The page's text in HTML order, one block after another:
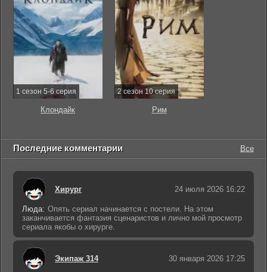
1 сезон 5-6 серия
Клондайк
2 сезон 10 серия
Рим
Последние комментарии Все
Хирург 24 июля 2026 16:22
Люда: Опять сериал начинается с постели. На этом
заканчивается фантазия сценаристов и лично мой просмотр
сериала якобы о хирурге.
Экипаж 314 30 января 2026 17:25